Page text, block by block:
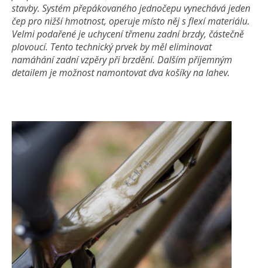
stavby. Systém přepákovaného jednočepu vynechává jeden
čep pro nižší hmotnost, operuje místo něj s flexí materiálu.
Velmi podařené je uchycení třmenu zadní brzdy, částečně
plovoucí. Tento technický prvek by měl eliminovat
namáhání zadní vzpěry při brzdění. Dalším příjemným
detailem je možnost namontovat dva košíky na lahev.